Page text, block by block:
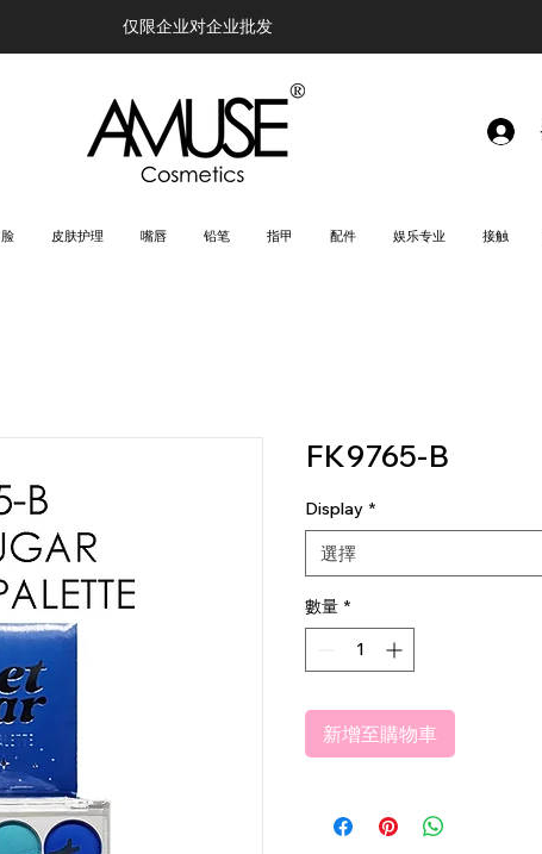
仅限企业对企业批发
脸 皮肤护理 嘴唇 铅笔 指甲 配件 娱乐专业 接触
FK9765-B
Display *
選擇
數量 *
新增至購物車